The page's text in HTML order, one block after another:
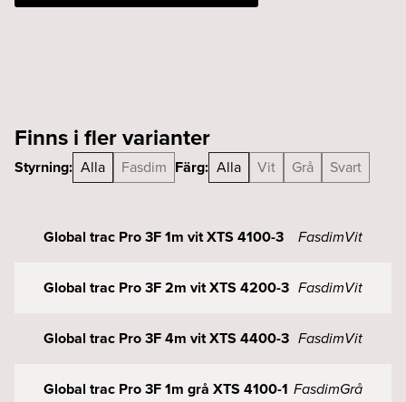
vit
Finns i fler varianter
Styrning: Alla Fasdim Färg: Alla Vit Grå Svart
Global trac Pro 3F 1m vit XTS 4100-3 FasdimVit
Global trac Pro 3F 2m vit XTS 4200-3 FasdimVit
Global trac Pro 3F 4m vit XTS 4400-3 FasdimVit
Global trac Pro 3F 1m grå XTS 4100-1 FasdimGrå